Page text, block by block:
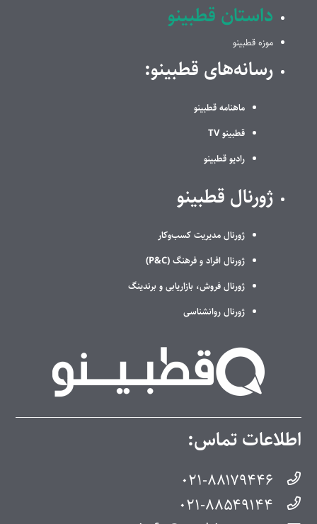
داستان قطبینو
موزه قطبینو
رسانه‌های قطبینو:
ماهنامه قطبینو
قطبینو TV
رادیو قطبینو
ژورنال قطبینو
ژورنال مدیریت کسب‌وکار
ژورنال افراد و فرهنگ (P&C)
ژورنال فروش، بازاریابی و برندینگ
ژورنال روانشناسی
اطلاعات تماس:
۰۲۱-۸۸۱۷۹۴۴۶
۰۲۱-۸۸۵۴۹۱۴۴